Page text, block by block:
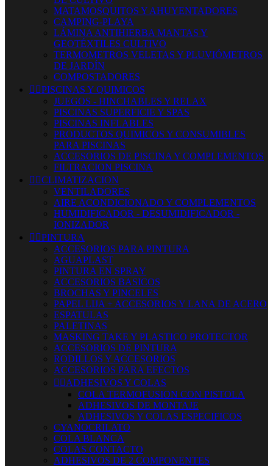
MATAMOSQUITOS Y AHUYENTADORES
CAMPING-PLAYA
LÁMINA ANTIHIERBA MANTAS Y
GEOTÉXTILES CULTIVO
TERMOMETROS VELETAS Y PLUVIÓMETROS
DE JARDÍN
COMPOSTADORES
 PISCINAS Y QUIMICOS
JUEGOS - HINCHABLES Y RELAX
PISCINAS SUPERFICIE Y SPAS
PISCINAS INFLABLES
PRODUCTOS QUIMICOS Y CONSUMIBLES
PARA PISCINAS
ACCESORIOS DE PISCINA Y COMPLEMENTOS
FILTRACION PISCINA
 CLIMATIZACION
VENTILADORES
AIRE ACONDICIONADO Y COMPLEMENTOS
HUMIDIFICADOR - DESUMIDIFICADOR -
IONIZADOR
 PINTURA
ACCESORIOS PARA PINTURA
AGUAPLAST
PINTURA EN SPRAY
ACCESORIOS BASICOS
BROCHAS Y PINCELES
PAPEL LIJA + ACCESORIOS Y LANA DE ACERO
ESPATULAS
PALETINAS
MASKING TAKE Y PLASTICO PROTECTOR
ACCESORIOS DE PINTURA
RODILLOS Y ACCESORIOS
ACCESORIOS PARA EFECTOS
 ADHESIVOS Y COLAS
COLA TERMOFUSION CON PISTOLA
ADHESIVOS DE MONTAJE
ADHESIVOS Y COLAS ESPECIFICOS
CYANOCRILATO
COLA BLANCA
COLAS CONTACTO
ADHESIVOS DE 2 COMPONENTES